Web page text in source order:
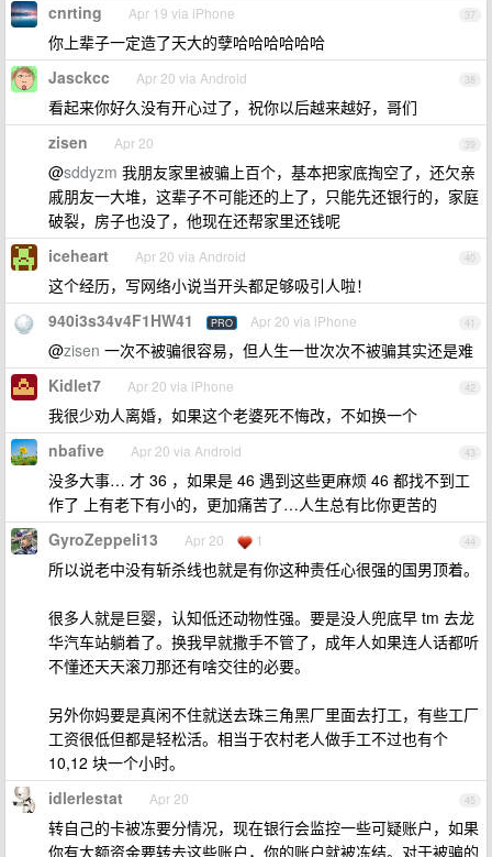
37
cnrting Apr 19 via iPhone
你上辈子一定造了天大的孽哈哈哈哈哈哈
38
Jasckcc Apr 20 via Android
看起来你好久没有开心过了，祝你以后越来越好，哥们
39
zisen Apr 20
@sddyzm 我朋友家里被骗上百个，基本把家底掏空了，还欠亲
戚朋友一大堆，这辈子不可能还的上了，只能先还银行的，家庭
破裂，房子也没了，他现在还帮家里还钱呢
40
iceheart Apr 20 via Android
这个经历，写网络小说当开头都足够吸引人啦！
41
940i3s34v4F1HW41 PRO Apr 20 via iPhone
@zisen 一次不被骗很容易，但人生一世次次不被骗其实还是难
42
Kidlet7 Apr 20 via iPhone
我很少劝人离婚，如果这个老婆死不悔改，不如换一个
43
nbafive Apr 20 via Android
没多大事… 才 36 ，如果是 46 遇到这些更麻烦 46 都找不到工
作了 上有老下有小的，更加痛苦了…人生总有比你更苦的
44
GyroZeppeli13 Apr 20 1
所以说老中没有斩杀线也就是有你这种责任心很强的国男顶着。
很多人就是巨婴，认知低还动物性强。要是没人兜底早 tm 去龙
华汽车站躺着了。换我早就撒手不管了，成年人如果连人话都听
不懂还天天滚刀那还有啥交往的必要。
另外你妈要是真闲不住就送去珠三角黑厂里面去打工，有些工厂
工资很低但都是轻松活。相当于农村老人做手工不过也有个
10,12 块一个小时。
45
idlerlestat Apr 20
转自己的卡被冻要分情况，现在银行会监控一些可疑账户，如果
你有大额资金要转去这些账户，你的账户就被冻结。对于被骗的